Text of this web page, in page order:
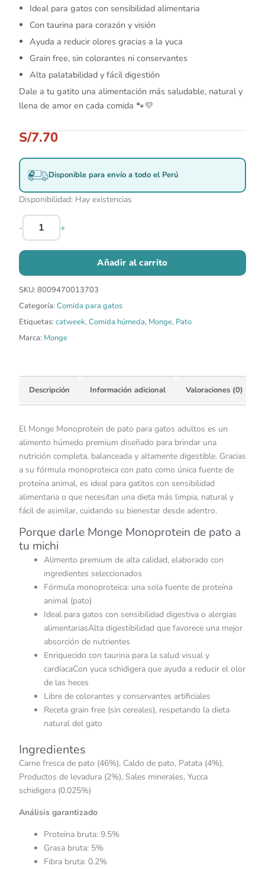
Ideal para gatos con sensibilidad alimentaria
Con taurina para corazón y visión
Ayuda a reducir olores gracias a la yuca
Grain free, sin colorantes ni conservantes
Alta palatabilidad y fácil digestión
Dale a tu gatito una alimentación más saludable, natural y
llena de amor en cada comida 🐾💛
S/7.70
Disponible para envío a todo el Perú
Disponibilidad: Hay existencias
- +
Añadir al carrito
SKU: 8009470013703
Categoría: Comida para gatos
Etiquetas: catweek,Comida húmeda, Monge, Pato
Marca: Monge
Descripción Información adicional Valoraciones (0)
El Monge Monoprotein de pato para gatos adultos es un
alimento húmedo premium diseñado para brindar una
nutrición completa, balanceada y altamente digestible. Gracias
a su fórmula monoproteica con pato como única fuente de
proteína animal, es ideal para gatitos con sensibilidad
alimentaria o que necesitan una dieta más limpia, natural y
fácil de asimilar, cuidando su bienestar desde adentro.
Porque darle Monge Monoprotein de pato a
tu michi
Alimento premium de alta calidad, elaborado con
ingredientes seleccionados
Fórmula monoproteica: una sola fuente de proteína
animal (pato)
Ideal para gatos con sensibilidad digestiva o alergias
alimentariasAlta digestibilidad que favorece una mejor
absorción de nutrientes
Enriquecido con taurina para la salud visual y
cardíacaCon yuca schidigera que ayuda a reducir el olor
de las heces
Libre de colorantes y conservantes artificiales
Receta grain free (sin cereales), respetando la dieta
natural del gato
Ingredientes
Carne fresca de pato (46%), Caldo de pato, Patata (4%),
Productos de levadura (2%), Sales minerales, Yucca
schidigera (0.025%)
Análisis garantizado
Proteína bruta: 9.5%
Grasa bruta: 5%
Fibra bruta: 0.2%